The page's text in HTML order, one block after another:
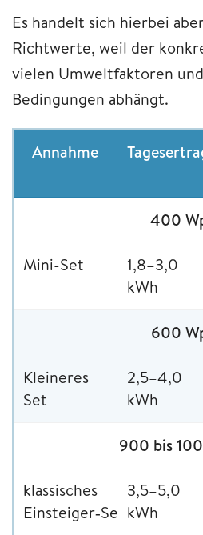
Es handelt sich hierbei
Richtwerte, weil der
vielen Umweltfaktoren
Bedingungen abhängt.
Annahme
400
Mini-Set
1,8–3,0
kWh
600
Kleineres
Set
2,5–4,0
kWh
900 bis
klassisches
Einsteiger‑Set
3,5–5,0
kWh